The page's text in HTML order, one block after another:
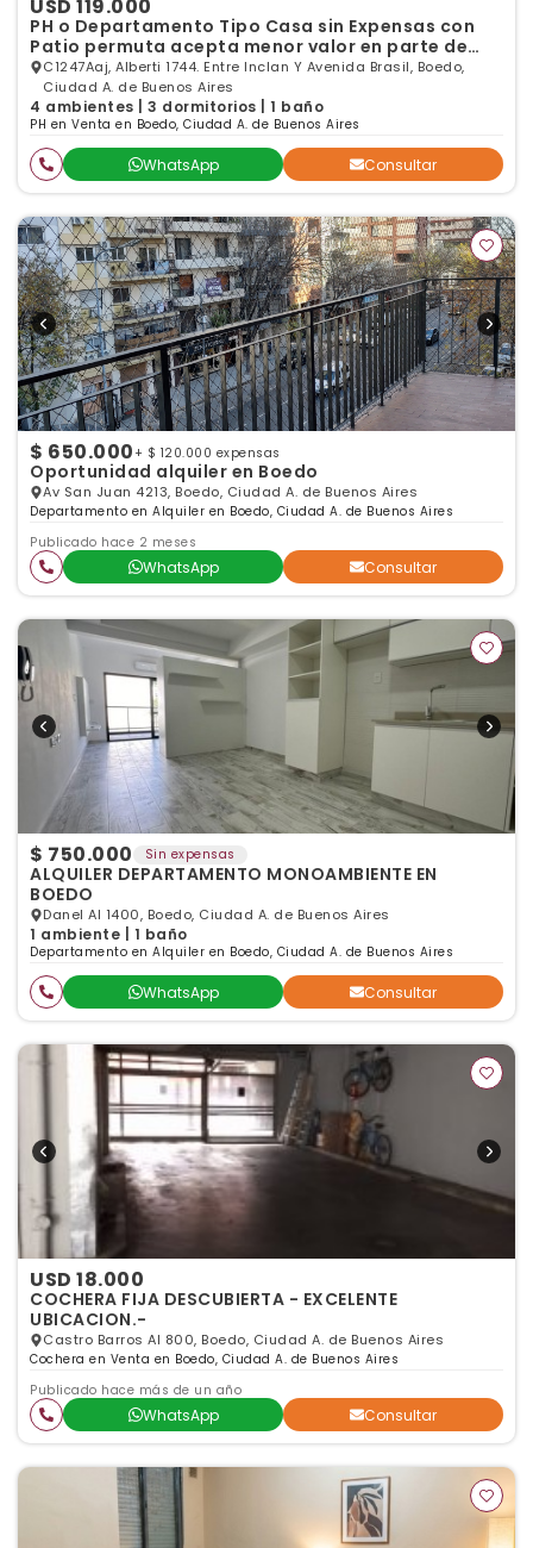
USD 119.000
PH o Departamento Tipo Casa sin Expensas con
Patio permuta acepta menor valor en parte de
pago
C1247Aaj, Alberti 1744. Entre Inclan Y Avenida Brasil, Boedo,
Ciudad A. de Buenos Aires
4 ambientes | 3 dormitorios | 1 baño
PH en Venta en Boedo, Ciudad A. de Buenos Aires
WhatsApp Consultar
$ 650.000 + $ 120.000 expensas
Oportunidad alquiler en Boedo
Av San Juan 4213, Boedo, Ciudad A. de Buenos Aires
Departamento en Alquiler en Boedo, Ciudad A. de Buenos Aires
Publicado hace 2 meses
WhatsApp Consultar
$ 750.000 Sin expensas
ALQUILER DEPARTAMENTO MONOAMBIENTE EN
BOEDO
Danel Al 1400, Boedo, Ciudad A. de Buenos Aires
1 ambiente | 1 baño
Departamento en Alquiler en Boedo, Ciudad A. de Buenos Aires
WhatsApp Consultar
USD 18.000
COCHERA FIJA DESCUBIERTA - EXCELENTE
UBICACION.-
Castro Barros Al 800, Boedo, Ciudad A. de Buenos Aires
Cochera en Venta en Boedo, Ciudad A. de Buenos Aires
Publicado hace más de un año
WhatsApp Consultar